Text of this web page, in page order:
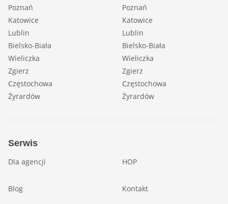
Poznań
Katowice
Lublin
Bielsko-Biała
Wieliczka
Zgierz
Częstochowa
Żyrardów
Poznań
Katowice
Lublin
Bielsko-Biała
Wieliczka
Zgierz
Częstochowa
Żyrardów
Serwis
Dla agencji HOP
Blog Kontakt